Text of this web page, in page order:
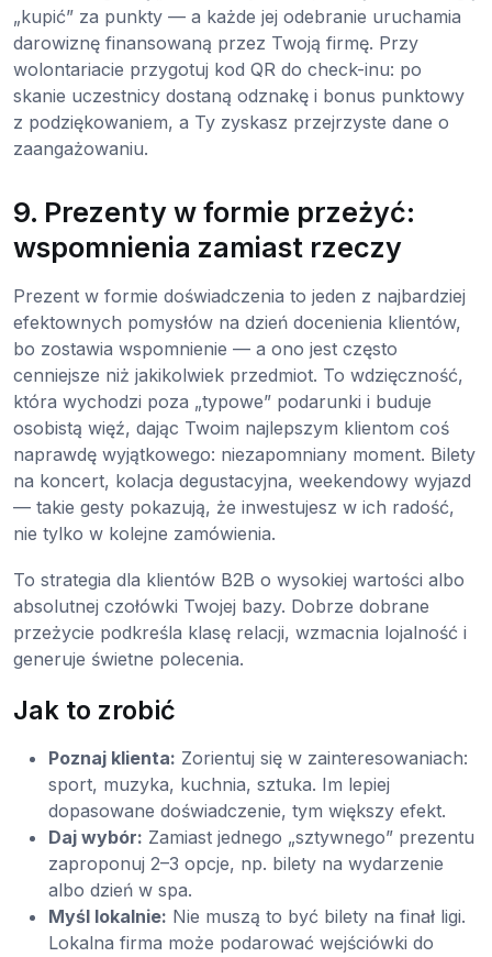
„kupić” za punkty — a każde jej odebranie uruchamia
darowiznę finansowaną przez Twoją firmę. Przy
wolontariacie przygotuj kod QR do check-inu: po
skanie uczestnicy dostaną odznakę i bonus punktowy
z podziękowaniem, a Ty zyskasz przejrzyste dane o
zaangażowaniu.
9. Prezenty w formie przeżyć:
wspomnienia zamiast rzeczy
Prezent w formie doświadczenia to jeden z najbardziej
efektownych pomysłów na dzień docenienia klientów,
bo zostawia wspomnienie — a ono jest często
cenniejsze niż jakikolwiek przedmiot. To wdzięczność,
która wychodzi poza „typowe” podarunki i buduje
osobistą więź, dając Twoim najlepszym klientom coś
naprawdę wyjątkowego: niezapomniany moment. Bilety
na koncert, kolacja degustacyjna, weekendowy wyjazd
— takie gesty pokazują, że inwestujesz w ich radość,
nie tylko w kolejne zamówienia.
To strategia dla klientów B2B o wysokiej wartości albo
absolutnej czołówki Twojej bazy. Dobrze dobrane
przeżycie podkreśla klasę relacji, wzmacnia lojalność i
generuje świetne polecenia.
Jak to zrobić
Poznaj klienta: Zorientuj się w zainteresowaniach:
sport, muzyka, kuchnia, sztuka. Im lepiej
dopasowane doświadczenie, tym większy efekt.
Daj wybór: Zamiast jednego „sztywnego” prezentu
zaproponuj 2–3 opcje, np. bilety na wydarzenie
albo dzień w spa.
Myśl lokalnie: Nie muszą to być bilety na finał ligi.
Lokalna firma może podarować wejściówki do